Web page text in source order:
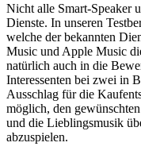
Nicht alle Smart-Speaker
Dienste. In unseren
welche der bekannten
Music und Apple Music
natürlich auch in die
Interessenten bei zwei in
Ausschlag für die
möglich, den
und die Lieblingsmusik
abzuspielen.